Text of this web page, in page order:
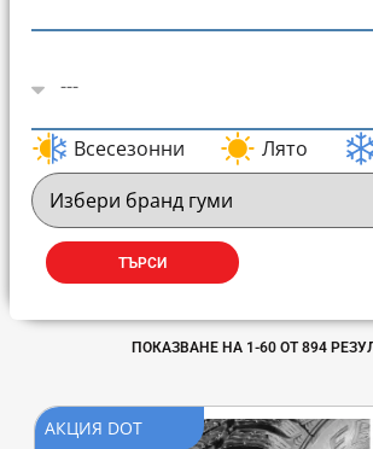
Всесезонни Лято
ТЪРСИ
ПОКАЗВАНЕ НА 1-60 ОТ894
АКЦИЯ DOT